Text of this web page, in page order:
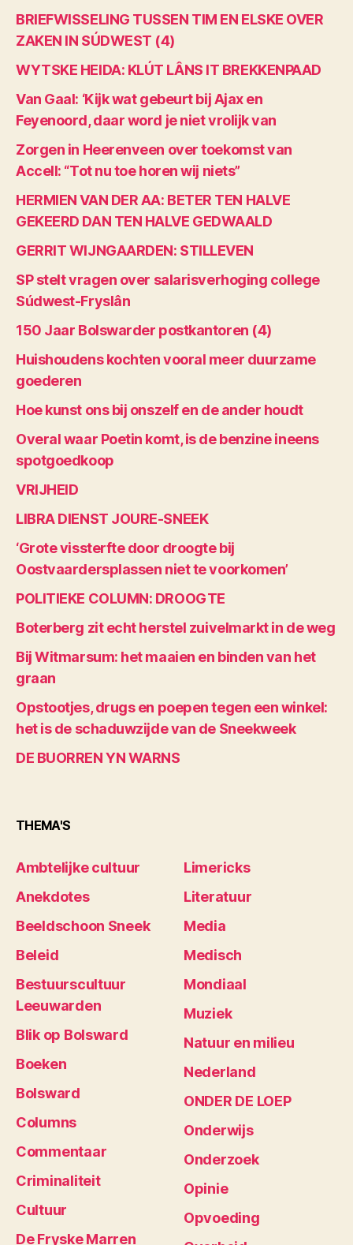
BRIEFWISSELING TUSSEN TIM EN ELSKE OVER
ZAKEN IN SÚDWEST (4)
WYTSKE HEIDA: KLÚT LÂNS IT BREKKENPAAD
Van Gaal: ‘Kijk wat gebeurt bij Ajax en
Feyenoord, daar word je niet vrolijk van
Zorgen in Heerenveen over toekomst van
Accell: “Tot nu toe horen wij niets”
HERMIEN VAN DER AA: BETER TEN HALVE
GEKEERD DAN TEN HALVE GEDWAALD
GERRIT WIJNGAARDEN: STILLEVEN
SP stelt vragen over salarisverhoging college
Súdwest-Fryslân
150 Jaar Bolswarder postkantoren (4)
Huishoudens kochten vooral meer duurzame
goederen
Hoe kunst ons bij onszelf en de ander houdt
Overal waar Poetin komt, is de benzine ineens
spotgoedkoop
VRIJHEID
LIBRA DIENST JOURE-SNEEK
‘Grote vissterfte door droogte bij
Oostvaardersplassen niet te voorkomen’
POLITIEKE COLUMN: DROOGTE
Boterberg zit echt herstel zuivelmarkt in de weg
Bij Witmarsum: het maaien en binden van het
graan
Opstootjes, drugs en poepen tegen een winkel:
het is de schaduwzijde van de Sneekweek
DE BUORREN YN WARNS
THEMA'S
Ambtelijke cultuur
Anekdotes
Beeldschoon Sneek
Beleid
Bestuurscultuur
Leeuwarden
Blik op Bolsward
Boeken
Bolsward
Columns
Commentaar
Criminaliteit
Cultuur
De Fryske Marren
Limericks
Literatuur
Media
Medisch
Mondiaal
Muziek
Natuur en milieu
Nederland
ONDER DE LOEP
Onderwijs
Onderzoek
Opinie
Opvoeding